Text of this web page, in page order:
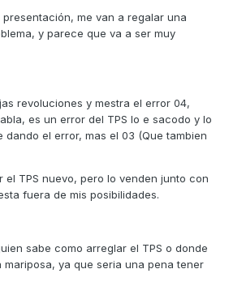
me van a regalar una
y parece que va a ser muy
revoluciones y mestra el error 04,
es un error del TPS lo e sacodo y lo
dando el error, mas el 03 (Que tambien
el TPS nuevo, pero lo venden junto con
fuera de mis posibilidades.
sabe como arreglar el TPS o donde
ya que seria una pena tener